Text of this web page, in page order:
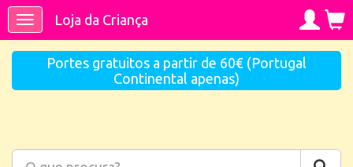
ToggleLoja da Criança
Portes gratuitos a partir de 60€ (Portugal
Continental apenas)